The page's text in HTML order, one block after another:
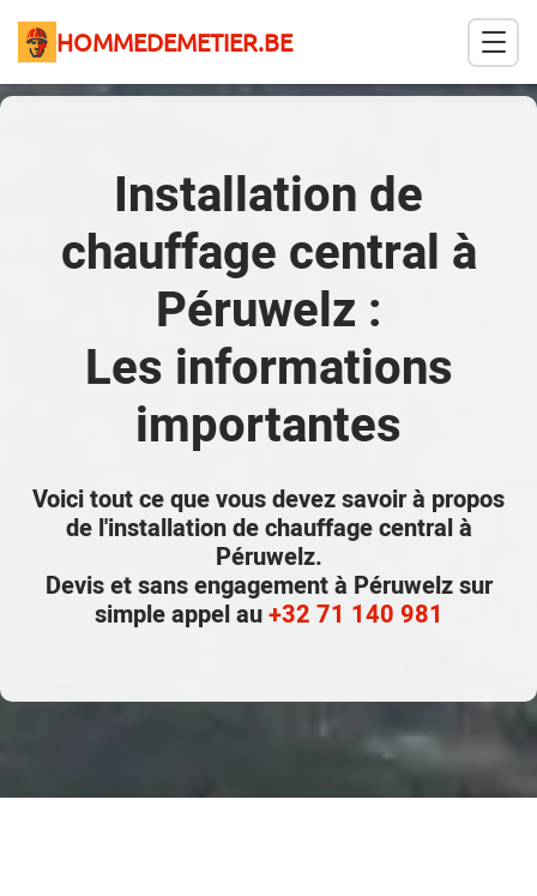
HOMMEDEMETIER.BE
Installation de
chauffage central à
Péruwelz :
Les informations
importantes
Voici tout ce que vous devez savoir à propos
de l'installation de chauffage central à
Péruwelz.
Devis et sans engagement à Péruwelz sur
simple appel au+32 71 140 981